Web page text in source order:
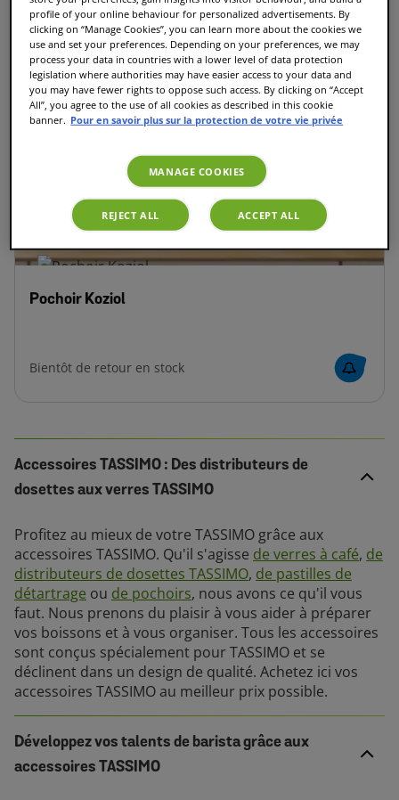
Pastilles de Détartrage
TASSIMO par Bosch
Pochoir Koziol
Bientôt de retour en stock
Accessoires TASSIMO : Des distributeurs de
dosettes aux verres TASSIMO
Profitez au mieux de votre TASSIMO grâce aux
accessoires TASSIMO. Qu'il s'agisse de verres à café, de
distributeurs de dosettes TASSIMO, de pastilles de
détartrage ou de pochoirs, nous avons ce qu'il vous
faut. Nous prenons du plaisir à vous aider à préparer
vos boissons et à vous organiser. Tous les accessoires
sont conçus spécialement pour TASSIMO et se
déclinent dans un design de qualité. Achetez ici vos
accessoires TASSIMO au meilleur prix possible.
Développez vos talents de barista grâce aux
accessoires TASSIMO
profile of your online behaviour for personalized advertisements. By
clicking on “Manage Cookies”, you can learn more about the cookies we
use and set your preferences. Depending on your preferences, we may
process your data in countries with a lower level of data protection
legislation where authorities may have easier access to your data and
you may have fewer rights to oppose such access. By clicking on “Accept
All”, you agree to the use of all cookies as described in this cookie
banner. Pour en savoir plus sur la protection de votre vie privée
MANAGE COOKIES
REJECT ALL ACCEPT ALL